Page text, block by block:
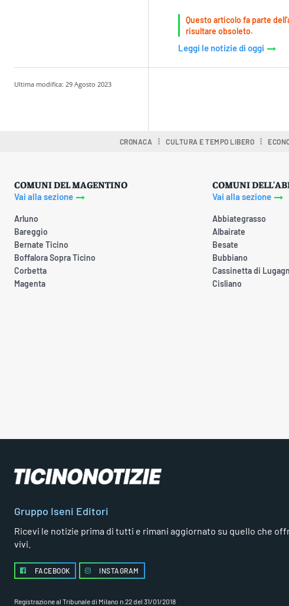
Questo articolo fa parte
risultare obsoleto.
Leggi le notizie di oggi
Ultima modifica: 29 Agosto 2023
CRONACA CULTURA E TEMPO LIBERO
COMUNI DEL MAGENTINO
Vai alla sezione
Arluno
Bareggio
Bernate Ticino
Boffalora Sopra Ticino
Corbetta
Magenta
COMUNI
Vai alla sezione
Abbiategrasso
Albairate
Besate
Bubbiano
Cassinetta di
Cisliano
Gruppo Iseni Editori
Ricevi le notizie prima di tutti e rimani aggiornato su quello che
vivi.
FACEBOOK INSTAGRAM
Registrazione al Tribunale di Milano n.22 del 31/01/2018